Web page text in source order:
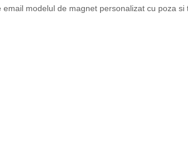
modelul de magnet personalizat cu poza si